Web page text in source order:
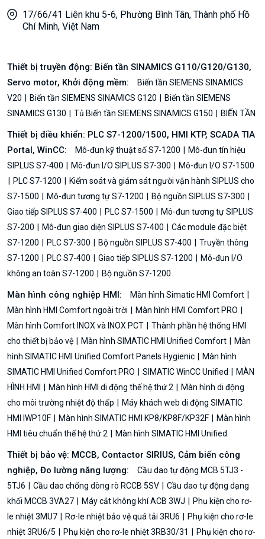
17/66/41 Liên khu 5-6, Phường Bình Tân, Thành phố Hồ
Chí Minh, Việt Nam
Thiết bị truyền động: Biến tần SINAMICS G110/G120/G130,
Servo motor, Khởi động mềm:
Biến tần SIEMENS SINAMICS
V20
Biến tần SIEMENS SINAMICS G120
Biến tần SIEMENS
SINAMICS G130
Tủ Biến tần SIEMENS SINAMICS G150 BIẾN TẦN
Thiết bị điều khiển: PLC S7-1200/1500, HMI KTP, SCADA TIA
Portal, WinCC:
Mô-đun kỹ thuật số S7-1200
Mô-đun tín hiệu
SIPLUS S7-400
Mô-đun I/O SIPLUS S7-300
Mô-đun I/O S7-1500
PLC S7-1200
Kiểm soát và giám sát người vận hành SIPLUS cho
S7-1500
Mô-đun tương tự S7-1200
Bộ nguồn SIPLUS S7-300
Giao tiếp SIPLUS S7-400
PLC S7-1500
Mô-đun tương tự SIPLUS
S7-200
Mô-đun giao diện SIPLUS S7-400
Các module đặc biệt
S7-1200
PLC S7-300 Bộ nguồn SIPLUS S7-400
Truyền thông
S7-1200
PLC S7-400 Giao tiếp SIPLUS S7-1200
Mô-đun I/O
không an toàn S7-1200
Bộ nguồn S7-1200
Màn hình công nghiệp HMI:
Màn hình Simatic HMI Comfort
Màn hình HMI Comfort ngoài trời
Màn hình HMI Comfort PRO
Màn hình Comfort INOX và INOX PCT
Thành phần hệ thống HMI
cho thiết bị bảo vệ
Màn hình SIMATIC HMI Unified Comfort
Màn
hình SIMATIC HMI Unified Comfort Panels Hygienic
Màn hình
SIMATIC HMI Unified Comfort PRO
SIMATIC WinCC Unified
MÀN
HÌNH HMI
Màn hình HMI di động thế hệ thứ 2
Màn hình di động
cho môi trường nhiệt độ thấp
Máy khách web di động SIMATIC
HMI IWP10F
Màn hình SIMATIC HMI KP8/KP8F/KP32F
Màn hình
HMI tiêu chuẩn thế hệ thứ 2
Màn hình SIMATIC HMI Unified
Thiết bị bảo vệ: MCCB, Contactor SIRIUS, Cảm biến công
nghiệp, Đo lường năng lượng:
Cầu dao tự động MCB 5TJ3 -
5TJ6
Cầu dao chống dòng rò RCCB 5SV
Cầu dao tự động dạng
khối MCCB 3VA27
Máy cắt không khí ACB 3WJ
Phụ kiện cho rơ-
le nhiệt 3MU7
Rơ-le nhiệt bảo vệ quá tải 3RU6
Phụ kiện cho rơ-le
nhiệt 3RU6/5
Phụ kiện cho rơ-le nhiệt 3RB30/31
Phụ kiện cho rơ-